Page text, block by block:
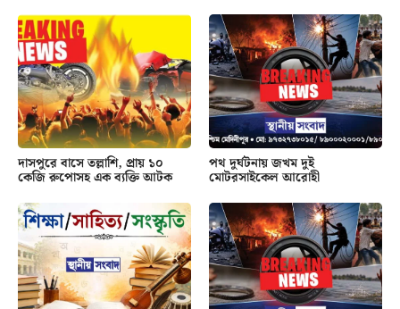
দাসপুরে বাসে তল্লাশি, প্রায় ১০
কেজি রুপোসহ এক ব্যক্তি আটক
পথ দুর্ঘটনায় জখম দুই
মোটরসাইকেল আরোহী